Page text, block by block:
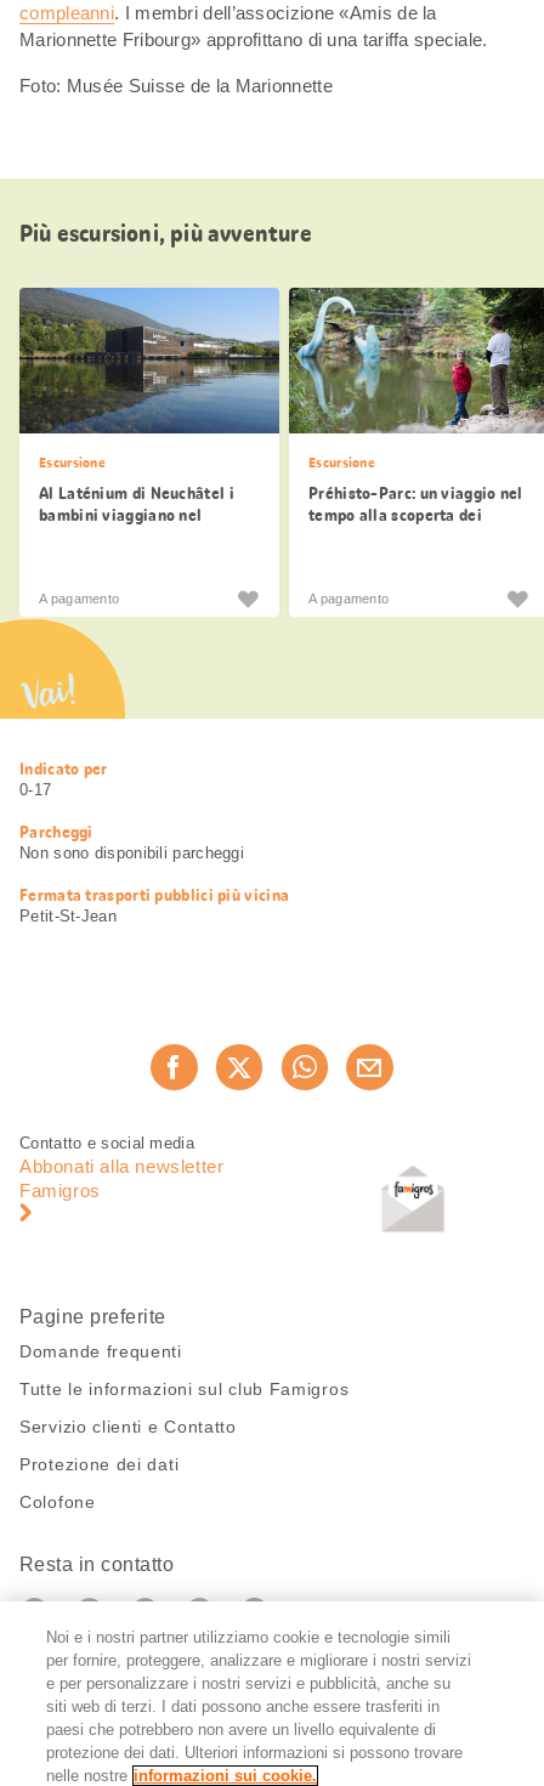
compleanni. I membri dell’associzione «Amis de la
Marionnette Fribourg» approfittano di una tariffa speciale.
Foto: Musée Suisse de la Marionnette
Più escursioni, più avventure
Escursione
Al Laténium di Neuchâtel i
bambini viaggiano nel
A pagamento
Escursione
Préhisto-Parc: un viaggio nel
tempo alla scoperta dei
A pagamento
Vai!
Informazioni
utili
Indicato per
0-17
Parcheggi
Non sono disponibili parcheggi
Fermata trasporti pubblici più vicina
Petit-St-Jean
Consiglia ora
Piè
pagina
Navigazione
pagina
Contatto e social media
Abbonati alla newsletter
Famigros
Pagine preferite
Domande frequenti
Tutte le informazioni sul club Famigros
Servizio clienti e Contatto
Protezione dei dati
Colofone
Resta in contatto
https://twitter.com/migros?
https://www.youtube.com/user/
PinterestInstagram
Impostazioni cookie
FR IT
Noi e i nostri partner utilizziamo cookie e tecnologie simili
per fornire, proteggere, analizzare e migliorare i nostri servizi
e per personalizzare i nostri servizi e pubblicità, anche su
siti web di terzi. I dati possono anche essere trasferiti in
paesi che potrebbero non avere un livello equivalente di
protezione dei dati. Ulteriori informazioni si possono trovare
nelle nostre informazioni sui cookie.